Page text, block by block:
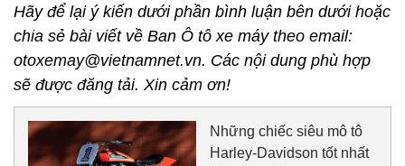
Hãy để lại ý kiến dưới phần bình luận bên dưới hoặc
chia sẻ bài viết về Ban Ô tô xe máy theo email:
otoxemay@vietnamnet.vn. Các nội dung phù hợp
sẽ được đăng tải. Xin cảm ơn!
Những chiếc siêu mô tô
Harley-Davidson tốt nhất